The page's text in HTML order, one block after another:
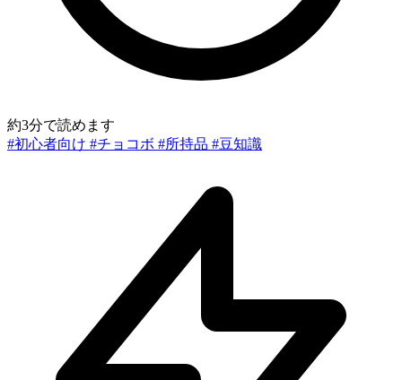
約3分で読めます
#初心者向け #チョコボ #所持品 #豆知識